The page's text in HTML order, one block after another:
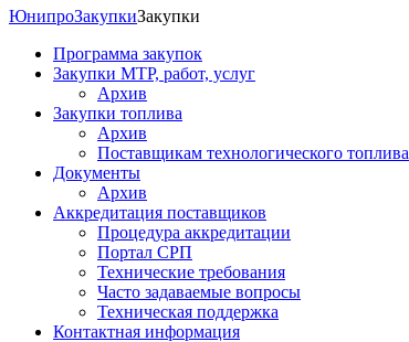
ЮнипроЗакупкиЗакупки
Программа закупок
Закупки МТР, работ, услуг
Архив
Закупки топлива
Архив
Поставщикам технологического топлива
Документы
Архив
Аккредитация поставщиков
Процедура аккредитации
Портал СРП
Технические требования
Часто задаваемые вопросы
Техническая поддержка
Контактная информация